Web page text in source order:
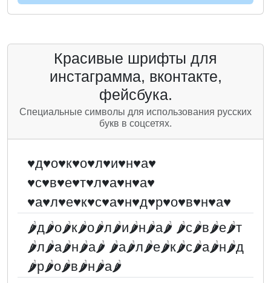
Красивые шрифты для
инстаграмма, вконтакте,
фейсбука.
Специальные символы для использования русских
букв в соцсетях.
♥д♥о♥к♥о♥л♥и♥н♥а♥
♥с♥в♥е♥т♥л♥а♥н♥а♥
♥а♥л♥е♥к♥с♥а♥н♥д♥р♥о♥в♥н♥а♥
🌶д🌶о🌶к🌶о🌶л🌶и🌶н🌶а🌶 🌶с🌶в🌶е🌶т
🌶л🌶а🌶н🌶а🌶 🌶а🌶л🌶е🌶к🌶с🌶а🌶н🌶д
🌶р🌶о🌶в🌶н🌶а🌶